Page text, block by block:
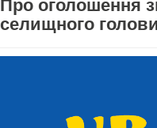
Про оголошення
селищного